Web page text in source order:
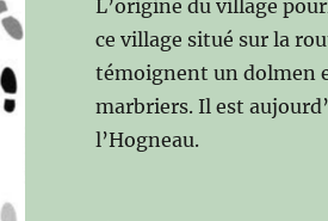
L’origine du village
ce village situé sur la
témoignent un dolmen
marbriers. Il est
l’Hogneau.